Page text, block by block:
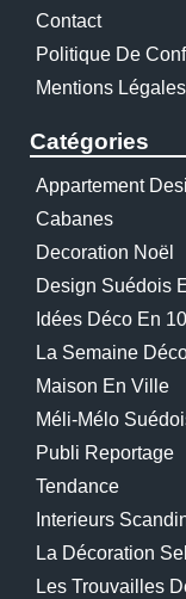
Contact
Politique De
Mentions Légales
Catégories
Appartement
Cabanes
Decoration Noël
Design Suédois
Idées Déco En
La Semaine
Maison En Ville
Méli-Mélo
Publi Reportage
Tendance
Interieurs
La Décoration
Les Trouvailles